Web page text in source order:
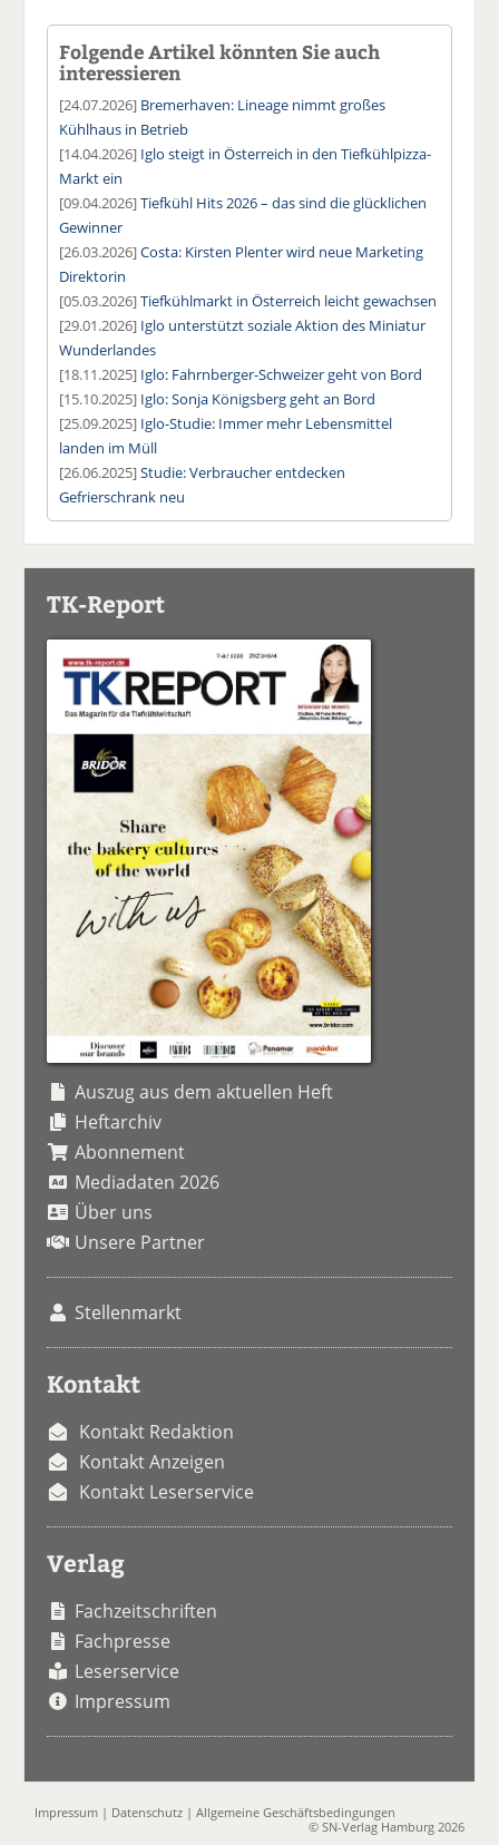
Folgende Artikel könnten Sie auch
interessieren
[24.07.2026] Bremerhaven: Lineage nimmt großes
Kühlhaus in Betrieb
[14.04.2026] Iglo steigt in Österreich in den Tiefkühlpizza-
Markt ein
[09.04.2026]Tiefkühl Hits 2026 – das sind die glücklichen
Gewinner
[26.03.2026]Costa: Kirsten Plenter wird neue Marketing
Direktorin
[05.03.2026]Tiefkühlmarkt in Österreich leicht gewachsen
[29.01.2026] Iglo unterstützt soziale Aktion des Miniatur
Wunderlandes
[18.11.2025] Iglo: Fahrnberger-Schweizer geht von Bord
[15.10.2025] Iglo: Sonja Königsberg geht an Bord
[25.09.2025] Iglo-Studie: Immer mehr Lebensmittel
landen im Müll
[26.06.2025]Studie: Verbraucher entdecken
Gefrierschrank neu
TK-Report
Auszug aus dem aktuellen Heft
Heftarchiv
Abonnement
Mediadaten 2026
Über uns
Unsere Partner
Stellenmarkt
Kontakt
Kontakt Redaktion
Kontakt Anzeigen
Kontakt Leserservice
Verlag
Fachzeitschriften
Fachpresse
Leserservice
Impressum
Impressum | Datenschutz |Allgemeine Geschäftsbedingungen
© SN-Verlag Hamburg 2026